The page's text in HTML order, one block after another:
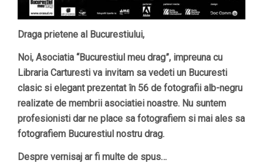
Draga prietene al Bucurestiului,
Noi, Asociatia “Bucurestiul meu drag”, impreuna cu
Libraria Carturesti va invitam sa vedeti un Bucuresti
clasic si elegant prezentat în 56 de fotografii alb-negru
realizate de membrii asociatiei noastre. Nu suntem
profesionisti dar ne place sa fotografiem si mai ales sa
fotografiem Bucurestiul nostru drag.
Despre vernisaj ar fi multe de spus…